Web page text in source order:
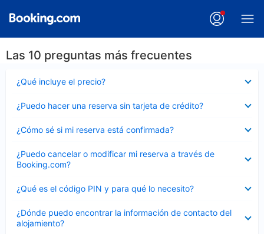
Las 10 preguntas más frecuentes
¿Qué incluye el precio?
cerrado
¿Puedo hacer una reserva sin tarjeta de crédito?
cerrado
¿Cómo sé si mi reserva está confirmada?
cerrado
¿Puedo cancelar o modificar mi reserva a través de
Booking.com?
cerrado
¿Qué es el código PIN y para qué lo necesito?
cerrado
¿Dónde puedo encontrar la información de contacto del
alojamiento?
cerrado